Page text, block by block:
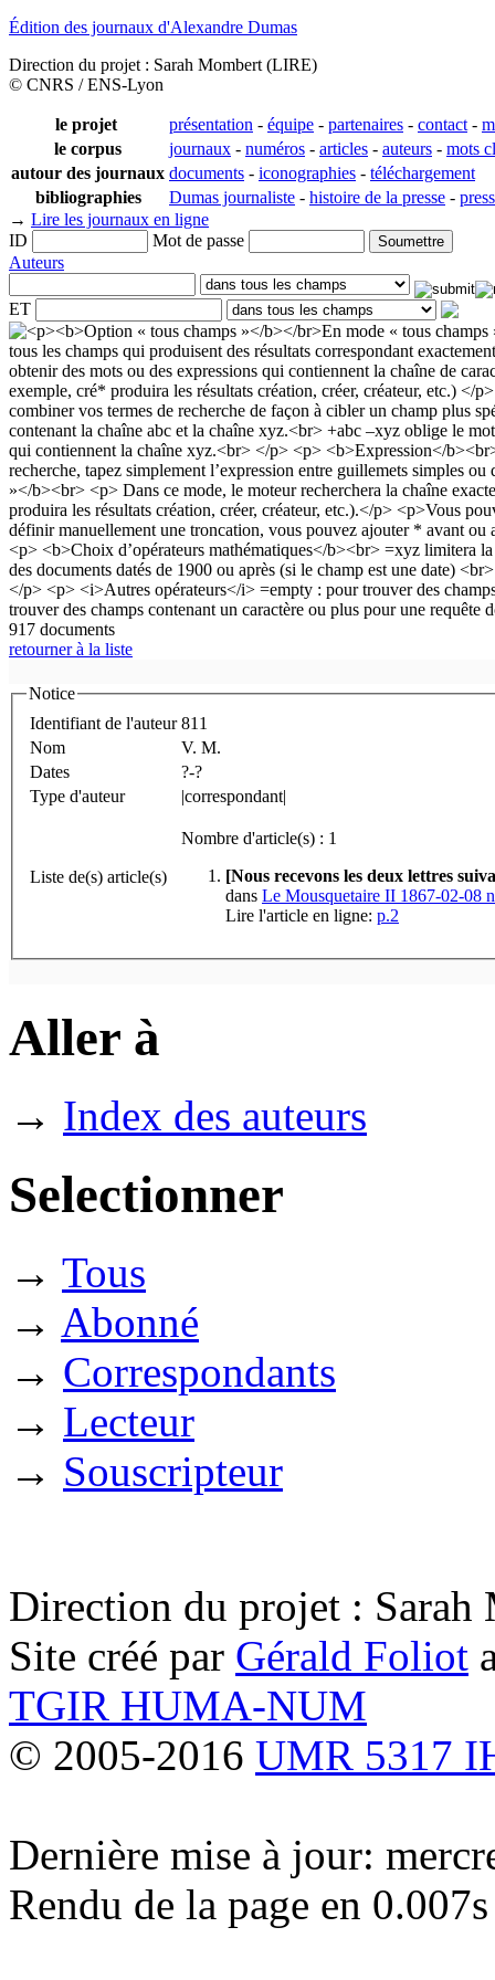
Édition des journaux d'Alexandre Dumas
Direction du projet : Sarah Mombert (LIRE)
© CNRS / ENS-Lyon
le projet présentation - équipe - partenaires - contact -
le corpus
journaux - numéros - articles - auteurs - mots
autour des journaux documents - iconographies - téléchargement
bibliographies
Dumas journaliste - histoire de la presse -
→ Lire les journaux en ligne
ID
Mot de passe
Auteurs
ET
917 documents
retourner à la liste
Notice
Identifiant de l'auteur 811
Nom
V. M.
Dates
?-?
Type d'auteur
|correspondant|
Liste de(s) article(s)
Nombre d'article(s) : 1
[Nous recevons les deux lettres
dans Le Mousquetaire II 1867-02-08
Lire l'article en ligne: p.2
Aller à
→ Index des auteurs
Selectionner
→ Tous
→ Abonné
→ Correspondants
→ Lecteur
→ Souscripteur
Direction du projet : Sarah
Site créé par Gérald Foliot
TGIR HUMA-NUM
© 2005-2016 UMR 5317
Dernière mise à jour:
Rendu de la page en 0.007s